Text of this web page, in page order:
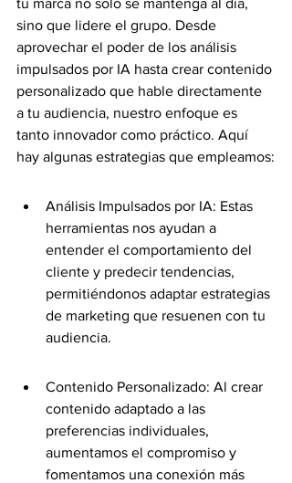
tu marca no solo se mantenga al día,
sino que lidere el grupo. Desde
aprovechar el poder de los análisis
impulsados por IA hasta crear contenido
personalizado que hable directamente
a tu audiencia, nuestro enfoque es
tanto innovador como práctico. Aquí
hay algunas estrategias que empleamos:
Análisis Impulsados por IA: Estas
herramientas nos ayudan a
entender el comportamiento del
cliente y predecir tendencias,
permitiéndonos adaptar estrategias
de marketing que resuenen con tu
audiencia.
Contenido Personalizado: Al crear
contenido adaptado a las
preferencias individuales,
aumentamos el compromiso y
fomentamos una conexión más